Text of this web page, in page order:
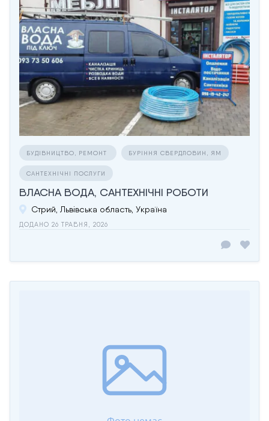
БУДІВНИЦТВО, РЕМОНТ БУРІННЯ СВЕРДЛОВИН, ЯМ
САНТЕХНІЧНІ ПОСЛУГИ
ВЛАСНА ВОДА, САНТЕХНІЧНІ РОБОТИ
Стрий, Львівська область, Україна
ДОДАНО 26 ТРАВНЯ, 2026